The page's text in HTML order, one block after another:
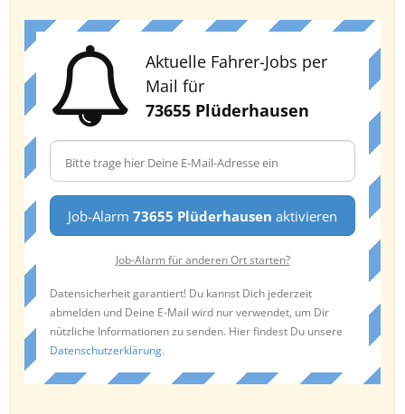
Aktuelle Fahrer-Jobs per
Mail für
73655 Plüderhausen
Job-Alarm 73655 Plüderhausen aktivieren
Job-Alarm für anderen Ort starten?
Datensicherheit garantiert! Du kannst Dich jederzeit
abmelden und Deine E-Mail wird nur verwendet, um Dir
nützliche Informationen zu senden. Hier findest Du unsere
Datenschutzerklärung.